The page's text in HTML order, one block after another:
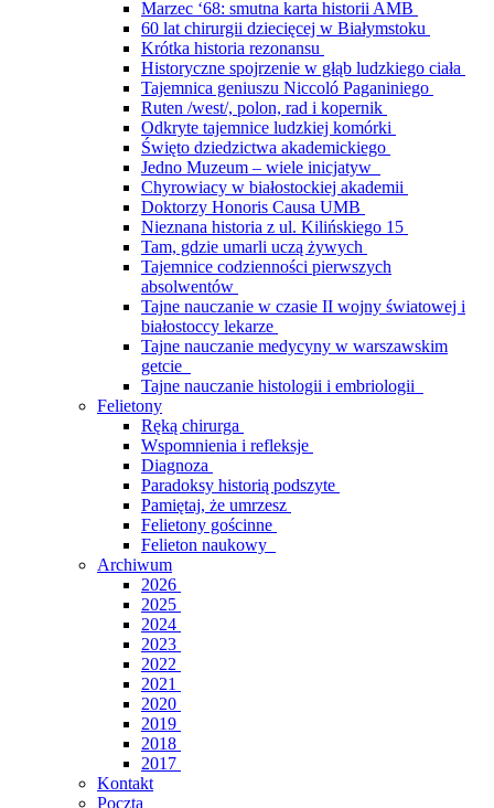
Marzec ‘68: smutna karta historii AMB
60 lat chirurgii dziecięcej w Białymstoku
Krótka historia rezonansu
Historyczne spojrzenie w głąb ludzkiego ciała
Tajemnica geniuszu Niccoló Paganiniego
Ruten /west/, polon, rad i kopernik
Odkryte tajemnice ludzkiej komórki
Święto dziedzictwa akademickiego
Jedno Muzeum – wiele inicjatyw
Chyrowiacy w białostockiej akademii
Doktorzy Honoris Causa UMB
Nieznana historia z ul. Kilińskiego 15
Tam, gdzie umarli uczą żywych
Tajemnice codzienności pierwszych
absolwentów
Tajne nauczanie w czasie II wojny światowej i
białostoccy lekarze
Tajne nauczanie medycyny w warszawskim
getcie
Tajne nauczanie histologii i embriologii
Felietony
Ręką chirurga
Wspomnienia i refleksje
Diagnoza
Paradoksy historią podszyte
Pamiętaj, że umrzesz
Felietony gościnne
Felieton naukowy
Archiwum
2026
2025
2024
2023
2022
2021
2020
2019
2018
2017
Kontakt
Poczta